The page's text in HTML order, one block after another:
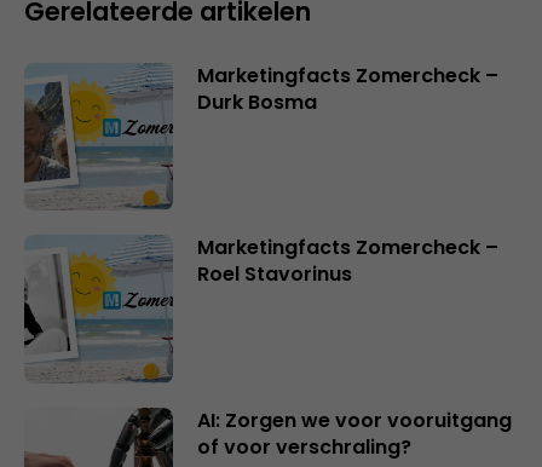
Gerelateerde artikelen
Marketingfacts Zomercheck –
Durk Bosma
Marketingfacts Zomercheck –
Roel Stavorinus
AI: Zorgen we voor vooruitgang
of voor verschraling?